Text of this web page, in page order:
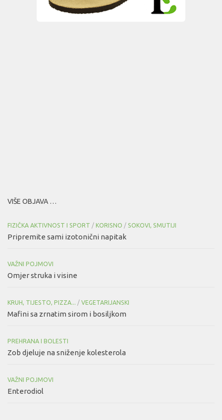
VIŠE OBJAVA …
FIZIČKA AKTIVNOST I SPORT / KORISNO / SOKOVI, SMUTIJI
Pripremite sami izotonični napitak
VAŽNI POJMOVI
Omjer struka i visine
KRUH, TIJESTO, PIZZA... / VEGETARIJANSKI
Mafini sa zrnatim sirom i bosiljkom
PREHRANA I BOLESTI
Zob djeluje na sniženje kolesterola
VAŽNI POJMOVI
Enterodiol